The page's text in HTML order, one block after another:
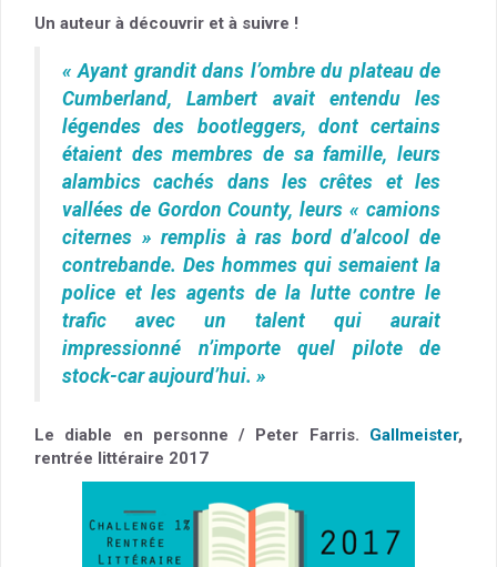
Un auteur à découvrir et à suivre !
« Ayant grandit dans l’ombre du plateau de
Cumberland, Lambert avait entendu les
légendes des bootleggers, dont certains
étaient des membres de sa famille, leurs
alambics cachés dans les crêtes et les
vallées de Gordon County, leurs « camions
citernes » remplis à ras bord d’alcool de
contrebande. Des hommes qui semaient la
police et les agents de la lutte contre le
trafic avec un talent qui aurait
impressionné n’importe quel pilote de
stock-car aujourd’hui. »
Le diable en personne / Peter Farris. Gallmeister,
rentrée littéraire 2017